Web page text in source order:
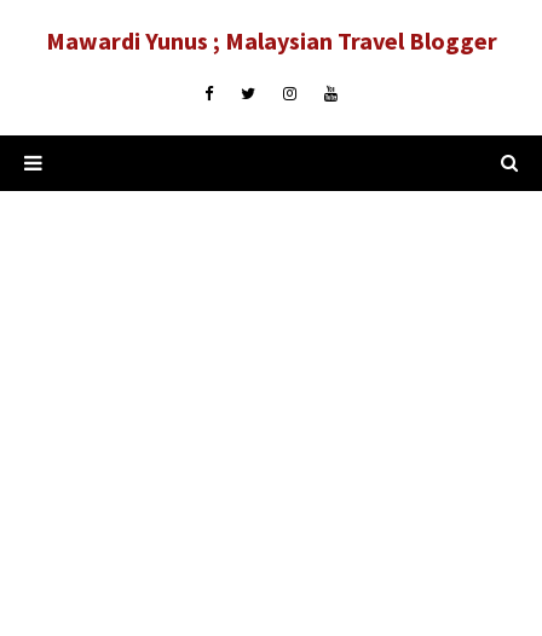
Mawardi Yunus ; Malaysian Travel Blogger